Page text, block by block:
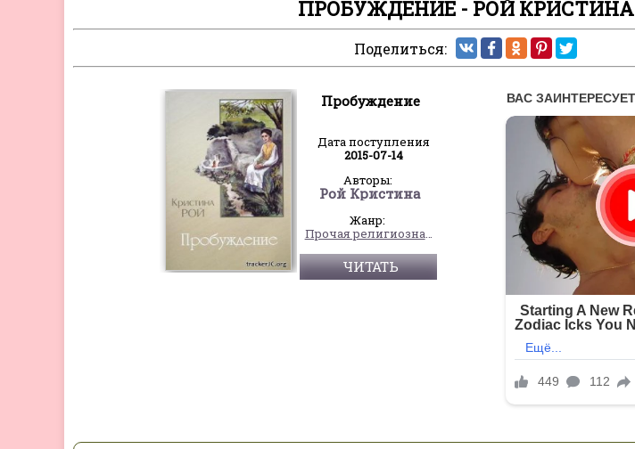
ПРОБУЖДЕНИЕ - РОЙ КРИСТИНА
Поделиться:
Пробуждение
Дата поступления
2015-07-14
Авторы:
Рой Кристина
Жанр:
Прочая религиозная литература
ЧИТАТЬ